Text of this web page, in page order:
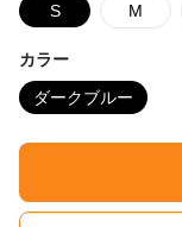
S M
カラー
ダークブルー